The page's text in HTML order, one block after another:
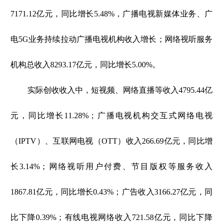
7171.12亿元，同比增长5.48%，广播电视新媒体业务、广
电5G业务持续拉动广播电视机构收入增长；网络视听服务
机构总收入8293.17亿元，同比增长5.00%。
实际创收收入中，短视频、网络直播等收入4795.44亿
元，同比增长11.28%；广播电视机构交互式网络电视
（IPTV）、互联网电视（OTT）收入266.69亿元，同比增
长3.14%；网络视听用户付费、节目版权等服务收入
1867.81亿元，同比增长0.43%；广告收入3166.27亿元，同
比下降0.39%；有线电视网络收入721.58亿元，同比下降